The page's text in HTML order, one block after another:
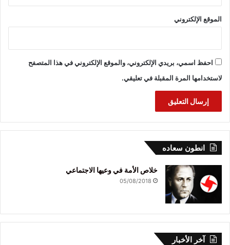
الموقع الإلكتروني
احفظ اسمي، بريدي الإلكتروني، والموقع الإلكتروني في هذا المتصفح
لاستخدامها المرة المقبلة في تعليقي.
انطون سعاده
خلاص الأمة في وعيها الاجتماعي
05/08/2018
آخر الأخبار